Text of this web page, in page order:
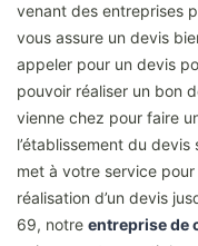
venant des entreprises
vous assure un devis
appeler pour un devis
pouvoir réaliser un bon
vienne chez pour faire
l’établissement du
met à votre service
réalisation d’un devis
69, notre entreprise de